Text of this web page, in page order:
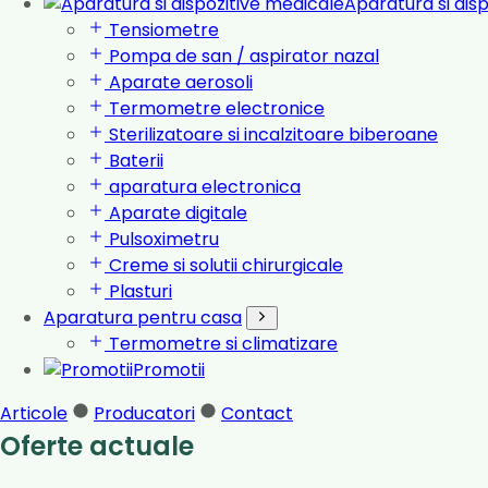
Tensiometre
Pompa de san / aspirator nazal
Aparate aerosoli
Termometre electronice
Sterilizatoare si incalzitoare biberoane
Baterii
aparatura electronica
Aparate digitale
Pulsoximetru
Creme si solutii chirurgicale
Plasturi
Aparatura pentru casa
Termometre si climatizare
Promotii
Articole
Producatori Contact
Oferte actuale